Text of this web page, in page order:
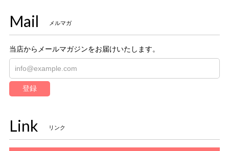
Mail メルマガ
当店からメールマガジンをお届けいたします。
登録
Link リンク